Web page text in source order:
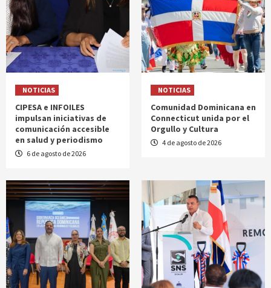
NOTICIAS
CIPESA e INFOILES
impulsan iniciativas de
comunicación accesible
en salud y periodismo
6 de agosto de 2026
NOTICIAS
Comunidad Dominicana en
Connecticut unida por el
Orgullo y Cultura
4 de agosto de 2026